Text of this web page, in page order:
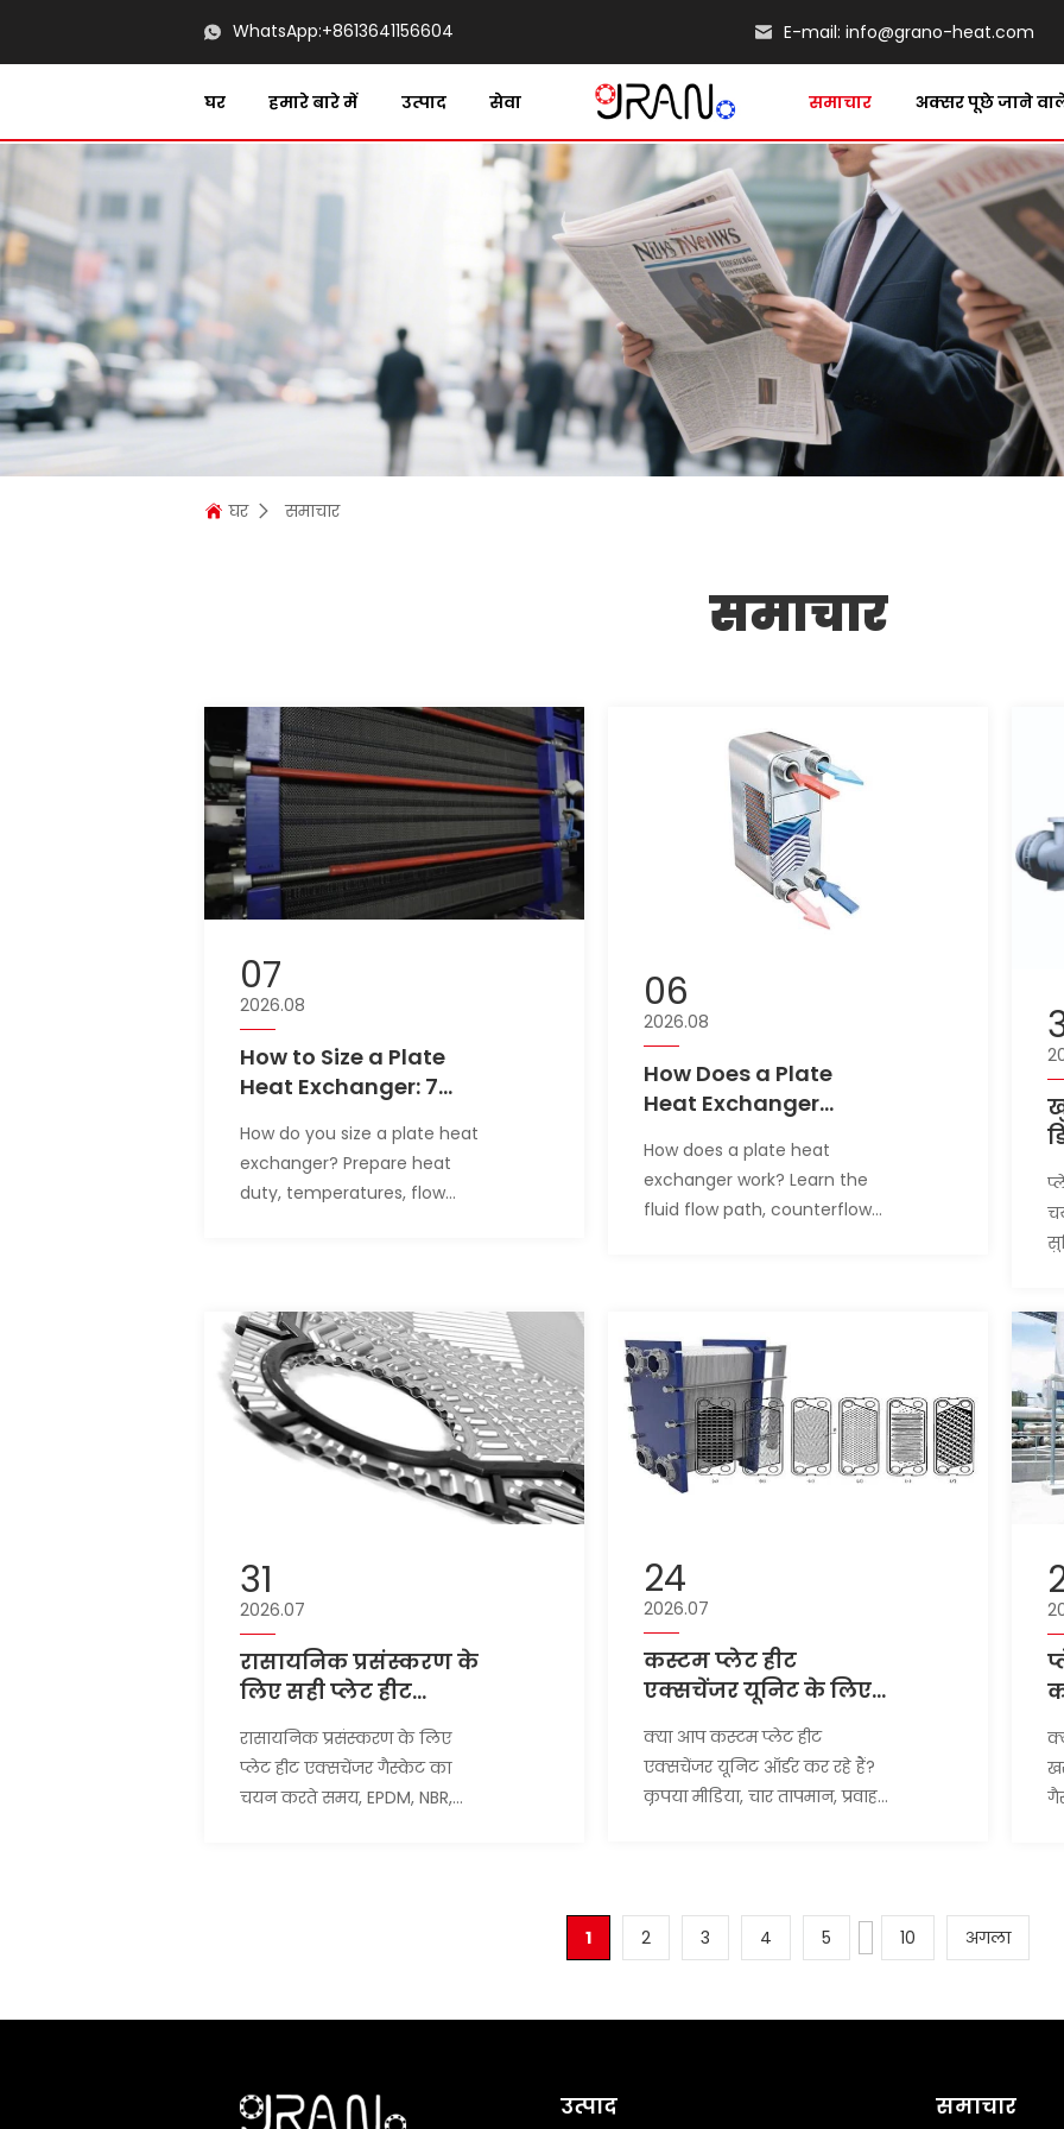
WhatsApp:+8613641156604 E-mail: info@grano-heat.com
घर हमारे बारे में उत्पाद सेवा समाचार अक्सर पूछे जाने वाले
घर समाचार
समाचार
07
2026.08
How to Size a Plate
Heat Exchanger: 7
Provide Before Buying
How do you size a plate heat
exchanger? Prepare heat
duty, temperatures, flow
06
2026.08
How Does a Plate
Heat Exchanger
Guide to Counterflow,
Corrugated Plates,
and Thermal
How does a plate heat
exchanger work? Learn the
fluid flow path, counterflow
31
2026.07
रासायनिक प्रसंस्करण के
लिए सही प्लेट हीट
एक्सचेंजर गैस्केट सामग्री
का चयन कैसे करें
रासायनिक प्रसंस्करण के लिए
प्लेट हीट एक्सचेंजर गैस्केट का
चयन करते समय, EPDM, NBR,
24
2026.07
कस्टम प्लेट हीट
एक्सचेंजर यूनिट के लिए
पैरामीटर प्रदान करने
होंगे?
क्या आप कस्टम प्लेट हीट
एक्सचेंजर यूनिट ऑर्डर कर रहे हैं?
कृपया मीडिया, चार तापमान, प्रवाह,
1 2 3 4 5 10 अगला
उत्पाद समाचार